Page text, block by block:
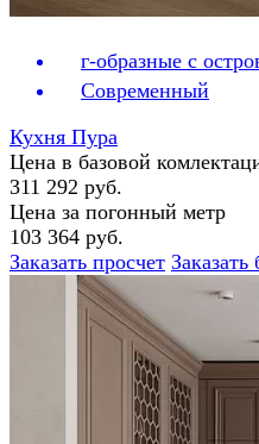
г-образные с
Современный
Кухня Пура
Цена в базовой
311 292 руб.
Цена за погонный метр
103 364 руб.
Заказать просчет